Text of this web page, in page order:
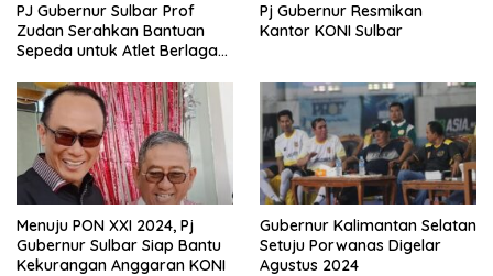
PJ Gubernur Sulbar Prof
Zudan Serahkan Bantuan
Sepeda untuk Atlet Berlaga
Pj Gubernur Resmikan
Kantor KONI Sulbar
Menuju PON XXI 2024, Pj
Gubernur Sulbar Siap Bantu
Kekurangan Anggaran KONI
Gubernur Kalimantan Selatan
Setuju Porwanas Digelar
Agustus 2024